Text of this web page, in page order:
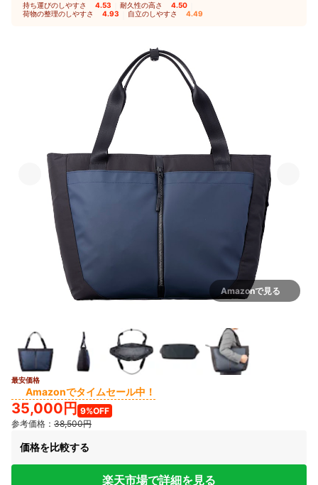
持ち運びのしやすさ 4.53 耐久性の高さ 4.50
荷物の整理のしやすさ 4.93 自立のしやすさ 4.49
Amazonで見る
最安価格
Amazonでタイムセール中！
35,000円 9%OFF
参考価格： 38,500円
価格を比較する
楽天市場で詳細を見る